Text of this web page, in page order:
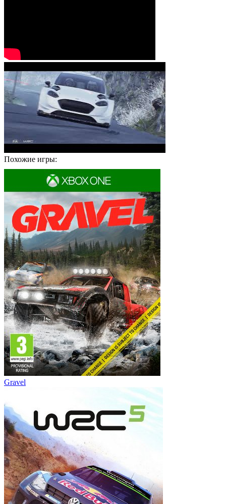
Похожие игры:
Gravel